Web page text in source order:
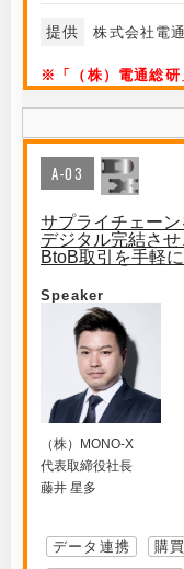
提供 株式会社電
※「（株）電通総研
A-03
サプライチェー
デジタル完結さ
BtoB取引を手軽
Speaker
（株）MONO-X
代表取締役社長
藤井 星多
データ連携
購